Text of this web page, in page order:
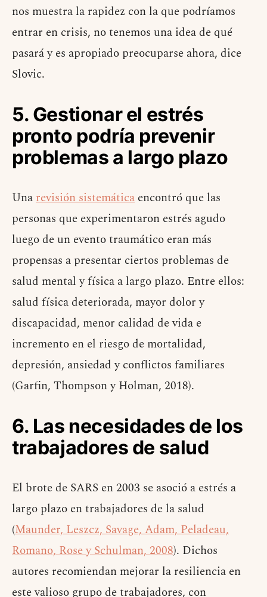
nos muestra la rapidez con la que podríamos
entrar en crisis, no tenemos una idea de qué
pasará y es apropiado preocuparse ahora, dice
Slovic.
5. Gestionar el estrés
pronto podría prevenir
problemas a largo plazo
Unarevisión sistemática encontró que las
personas que experimentaron estrés agudo
luego de un evento traumático eran más
propensas a presentar ciertos problemas de
salud mental y física a largo plazo. Entre ellos:
salud física deteriorada, mayor dolor y
discapacidad, menor calidad de vida e
incremento en el riesgo de mortalidad,
depresión, ansiedad y conflictos familiares
(Garfin, Thompson y Holman, 2018).
6. Las necesidades de los
trabajadores de salud
El brote de SARS en 2003 se asoció a estrés a
largo plazo en trabajadores de la salud
(Maunder, Leszcz, Savage, Adam, Peladeau,
Romano, Rose y Schulman, 2008). Dichos
autores recomiendan mejorar la resiliencia en
este valioso grupo de trabajadores, con